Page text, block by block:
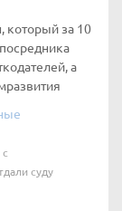
который за 10
а
суду